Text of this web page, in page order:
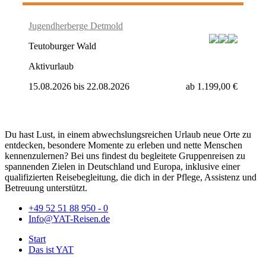
Jugendherberge Detmold
Teutoburger Wald
Aktivurlaub
15.08.2026 bis 22.08.2026 ab 1.199,00 €
Du hast Lust, in einem abwechslungsreichen Urlaub neue Orte zu
entdecken, besondere Momente zu erleben und nette Menschen
kennenzulernen? Bei uns findest du begleitete Gruppenreisen zu
spannenden Zielen in Deutschland und Europa, inklusive einer
qualifizierten Reisebegleitung, die dich in der Pflege, Assistenz und
Betreuung unterstützt.
+49 52 51 88 950 - 0
Info@YAT-Reisen.de
Start
Das ist YAT